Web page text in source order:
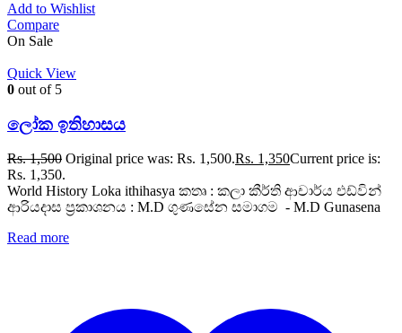
Add to Wishlist
Compare
On Sale
Quick View
0 out of 5
ලෝක ඉතිහාසය
Rs.1,500 Original price was: Rs. 1,500.Rs. 1,350Current price is:
Rs. 1,350.
World History Loka ithihasya කතෘ : කලා කීර්ති ආචාර්ය එඩ්වින්
ආරියදාස ප්‍රකාශනය : M.D ගුණසේන සමාගම - M.D Gunasena
Read more